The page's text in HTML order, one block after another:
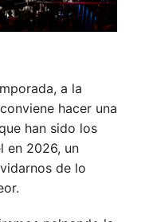
a la
hacer una
han sido los
en 2026, un
de lo